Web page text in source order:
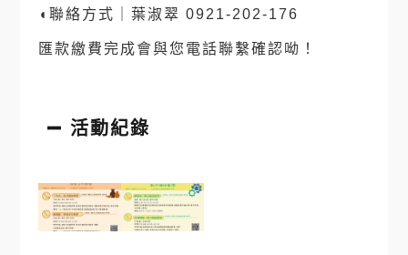
◖聯絡方式｜葉淑翠 0921-202-176
匯款繳費完成會與您電話聯繫確認呦！
活動紀錄